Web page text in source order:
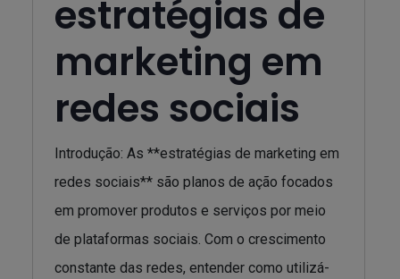
estratégias de
marketing em
redes sociais
Introdução: As **estratégias de marketing em
redes sociais** são planos de ação focados
em promover produtos e serviços por meio
de plataformas sociais. Com o crescimento
constante das redes, entender como utilizá-